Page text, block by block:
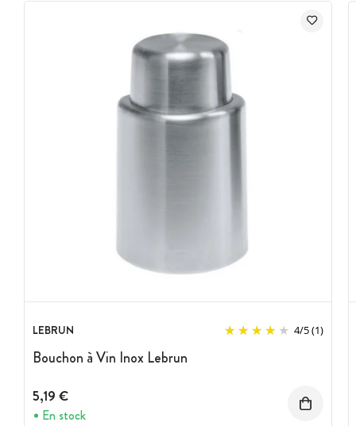
LEBRUN 4/5(1)
Bouchon à Vin Inox Lebrun
5,19 €
En stock